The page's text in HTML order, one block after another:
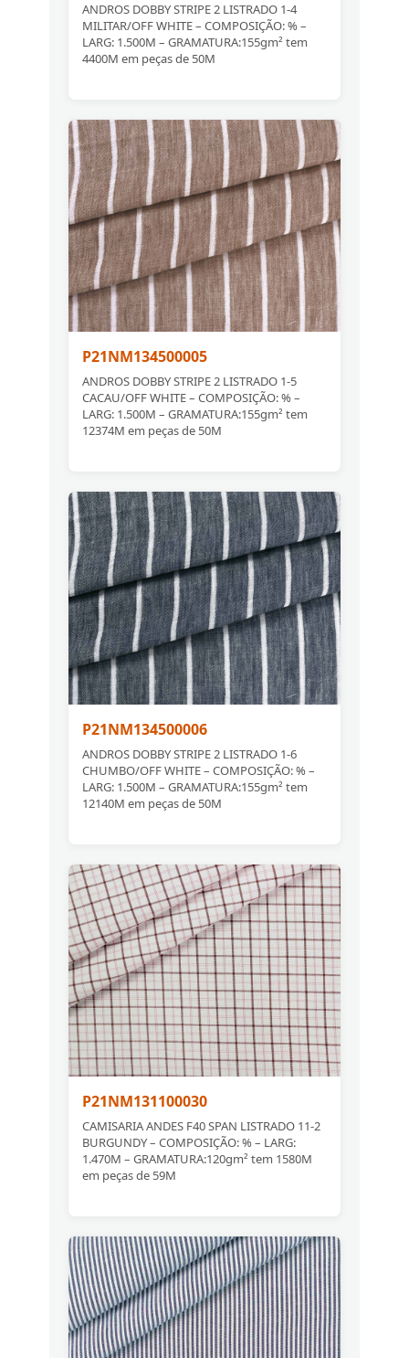
ANDROS DOBBY STRIPE 2 LISTRADO 1-4
MILITAR/OFF WHITE – COMPOSIÇÃO: % –
LARG: 1.500M – GRAMATURA:155gm² tem
4400M em peças de 50M
P21NM134500005
ANDROS DOBBY STRIPE 2 LISTRADO 1-5
CACAU/OFF WHITE – COMPOSIÇÃO: % –
LARG: 1.500M – GRAMATURA:155gm² tem
12374M em peças de 50M
P21NM134500006
ANDROS DOBBY STRIPE 2 LISTRADO 1-6
CHUMBO/OFF WHITE – COMPOSIÇÃO: % –
LARG: 1.500M – GRAMATURA:155gm² tem
12140M em peças de 50M
P21NM131100030
CAMISARIA ANDES F40 SPAN LISTRADO 11-2
BURGUNDY – COMPOSIÇÃO: % – LARG:
1.470M – GRAMATURA:120gm² tem 1580M
em peças de 59M